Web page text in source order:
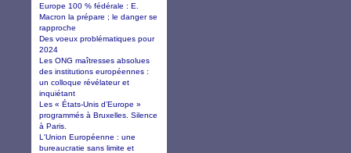
Europe 100 % fédérale : E.
Macron la prépare ; le danger se
rapproche
Des voeux problématiques pour
2024
Les ONG maîtresses absolues
des institutions européennes :
un colloque révélateur et
inquiétant
Les « États-Unis d’Europe »
programmés à Bruxelles. Silence
à Paris.
L'Union Européenne : une
bureaucratie sans limite et